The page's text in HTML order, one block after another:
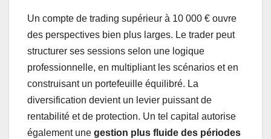
Un compte de trading supérieur à 10 000 € ouvre
des perspectives bien plus larges. Le trader peut
structurer ses sessions selon une logique
professionnelle, en multipliant les scénarios et en
construisant un portefeuille équilibré. La
diversification devient un levier puissant de
rentabilité et de protection. Un tel capital autorise
également une gestion plus fluide des périodes